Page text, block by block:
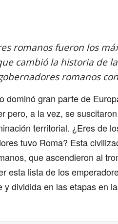
romanos fueron los
cambió la historia de
romanos
dominó gran parte de
pero, a la vez, se
territorial. ¿Eres de
tuvo Roma? Esta
que ascendieron al
esta lista de los
y dividida en las etapas en